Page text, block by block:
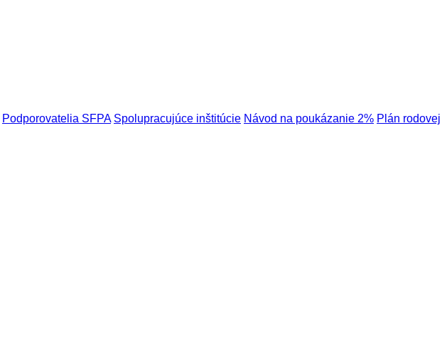
Podporovatelia SFPA Spolupracujúce inštitúcie Návod na poukázanie 2% Plán rodovej